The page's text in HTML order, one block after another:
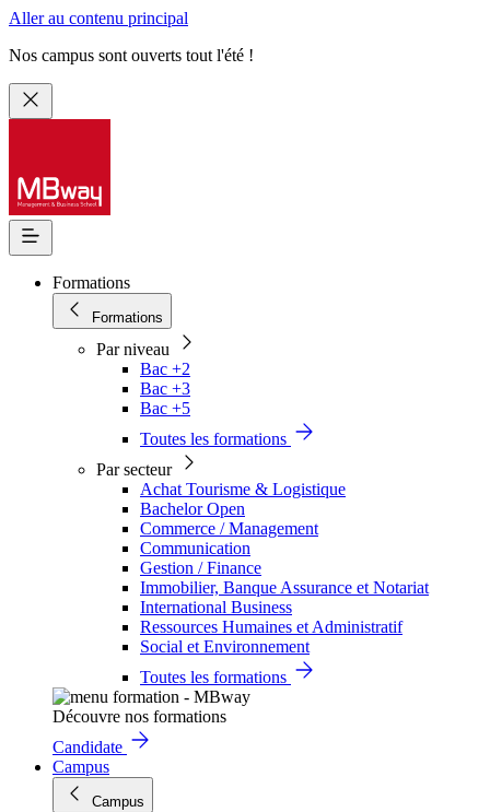
Aller au contenu principal
Nos campus sont ouverts tout l'été !
Formations
Formations
Par niveau
Bac +2
Bac +3
Bac +5
Toutes les formations
Par secteur
Achat Tourisme & Logistique
Bachelor Open
Commerce / Management
Communication
Gestion / Finance
Immobilier, Banque Assurance et Notariat
International Business
Ressources Humaines et Administratif
Social et Environnement
Toutes les formations
Découvre nos formations
Candidate
Campus
Campus